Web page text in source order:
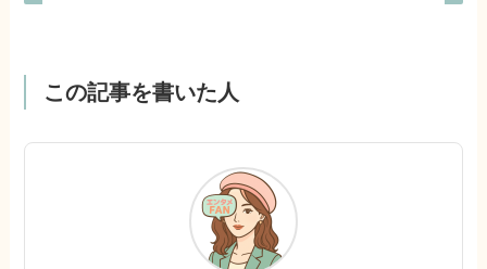
この記事を書いた人